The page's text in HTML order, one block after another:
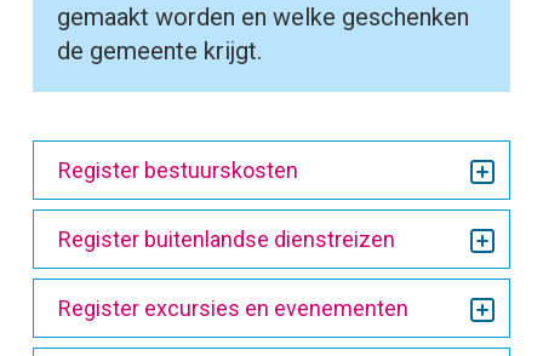
gemaakt worden en welke geschenken
de gemeente krijgt.
Register bestuurskosten
Register buitenlandse dienstreizen
Register excursies en evenementen